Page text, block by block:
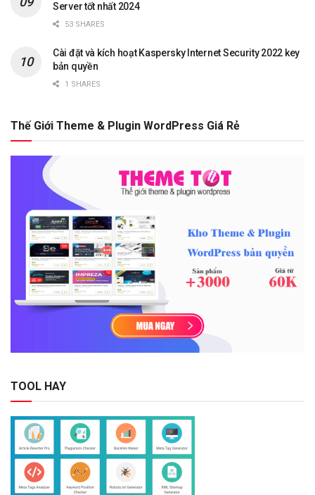
Server tốt nhất 2024
53 SHARES
Cài đặt và kích hoạt Kaspersky Internet Security 2022 key
bản quyền
1 SHARES
Thế Giới Theme & Plugin WordPress Giá Rẻ
TOOL HAY